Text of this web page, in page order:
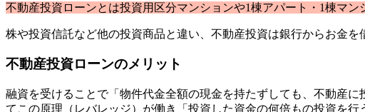
不動産投資ローンとは投資用区分マンションや1棟アパート・1棟マ
株や投資信託など他の投資商品と違い、不動産投資は銀行からお金
不動産投資ローンのメリット
融資を受けることで「物件代金全額の現金を持たずしても、不動産
てこの原理（レバレッジ）が働き「投資した資金の何倍もの投資を行